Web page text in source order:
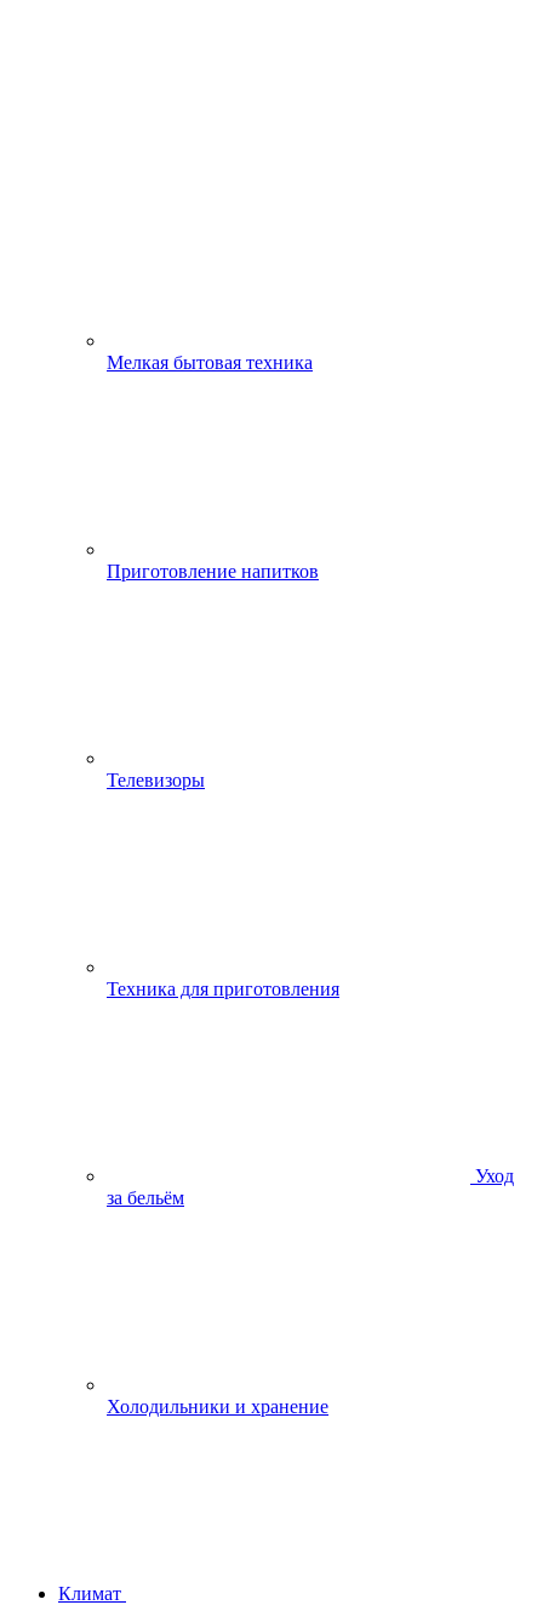
Мелкая бытовая техника
Приготовление напитков
Телевизоры
Техника для приготовления
Уход
за бельём
Холодильники и хранение
Климат